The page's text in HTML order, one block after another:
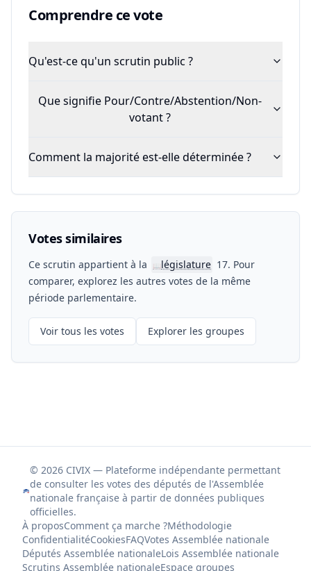
Comprendre ce vote
Qu'est-ce qu'un scrutin public ?
Que signifie Pour/Contre/Abstention/Non-
votant ?
Comment la majorité est-elle déterminée ?
Votes similaires
Ce scrutin appartient à la 📖législature 17. Pour
comparer, explorez les autres votes de la même
période parlementaire.
Voir tous les votes Explorer les groupes
© 2026 CIVIX — Plateforme indépendante permettant
de consulter les votes des députés de l'Assemblée
nationale française à partir de données publiques
officielles.
À proposComment ça marche ?Méthodologie
ConfidentialitéCookiesFAQVotes Assemblée nationale
Députés Assemblée nationaleLois Assemblée nationale
Scrutins Assemblée nationaleEspace groupes